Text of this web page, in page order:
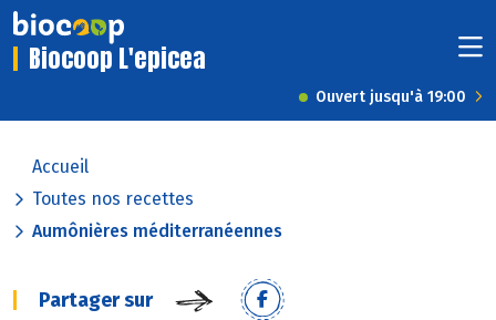
Biocoop L'epicea
Ouvert jusqu'à 19:00
Accueil
Toutes nos recettes
Aumônières méditerranéennes
Partager sur